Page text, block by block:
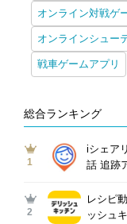
オンライン対戦ゲ
オンラインシュー
戦車ゲームアプリ
総合ランキング
1
iシェア
話 追跡
2
レシピ
ッシュ